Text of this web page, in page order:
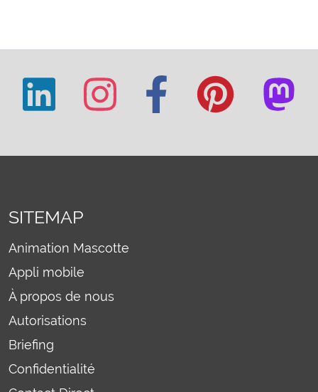
SITEMAP
Animation Mascotte
Appli mobile
À propos de nous
Autorisations
Briefing
Confidentialité